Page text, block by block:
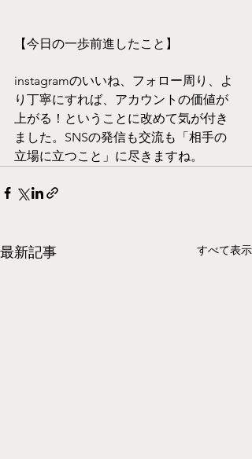
【今日の一歩前進したこと】
instagramのいいね、フォロー周り、よ
り丁寧にすれば、アカウントの価値が
上がる！ということに改めて気が付き
ました。SNSの発信も交流も「相手の
立場に立つこと」に尽きますね。
最新記事 すべて表示